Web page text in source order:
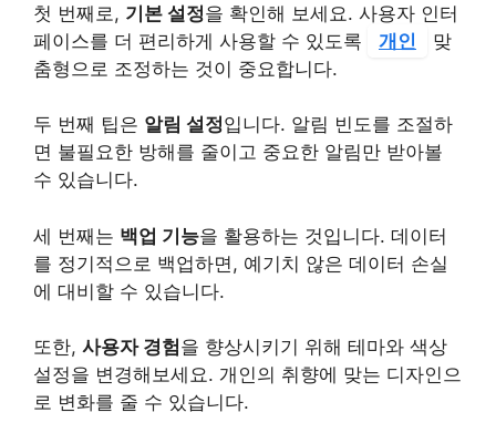
첫 번째로, 기본 설정을 확인해 보세요. 사용자 인터
페이스를 더 편리하게 사용할 수 있도록
개인
맞
춤형으로 조정하는 것이 중요합니다.
두 번째 팁은 알림 설정입니다. 알림 빈도를 조절하
면 불필요한 방해를 줄이고 중요한 알림만 받아볼
수 있습니다.
세 번째는 백업 기능을 활용하는 것입니다. 데이터
를 정기적으로 백업하면, 예기치 않은 데이터 손실
에 대비할 수 있습니다.
또한, 사용자 경험을 향상시키기 위해 테마와 색상
설정을 변경해보세요. 개인의 취향에 맞는 디자인으
로 변화를 줄 수 있습니다.